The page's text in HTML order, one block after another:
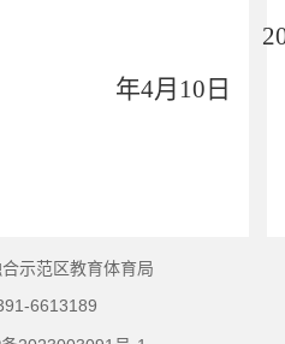
年4月 10 日
示范区教育体育局
6613189